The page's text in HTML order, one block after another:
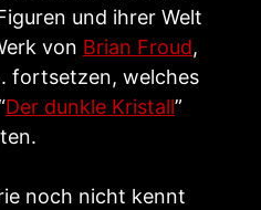
und ihrer Welt
von Brian Froud,
fortsetzen, welches
Der dunkle Kristall”
noch nicht kennt